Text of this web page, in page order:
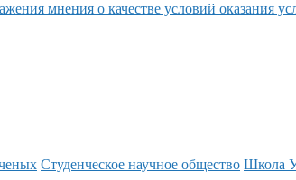
мнения о качестве условий оказания
Студенческое научное общество Школа